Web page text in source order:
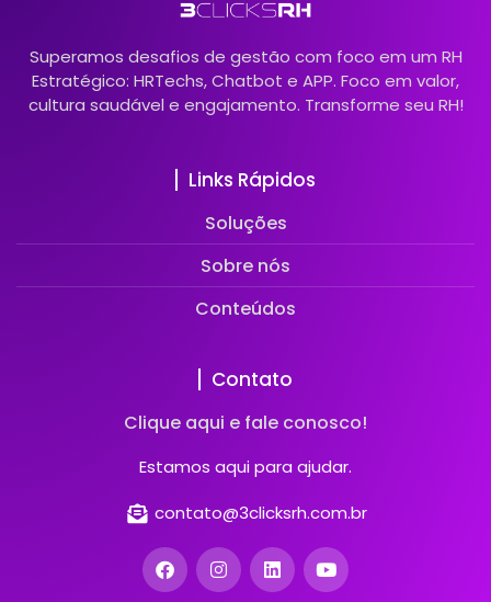
Superamos desafios de gestão com foco em um RH
Estratégico: HRTechs, Chatbot e APP. Foco em valor,
cultura saudável e engajamento. Transforme seu RH!
Links Rápidos
Soluções
Sobre nós
Conteúdos
Contato
Clique aqui e fale conosco!
Estamos aqui para ajudar.
contato@3clicksrh.com.br